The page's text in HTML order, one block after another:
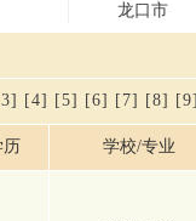
龙口市
[4] [5] [6] [7] [8] [9]
历 学校/专业